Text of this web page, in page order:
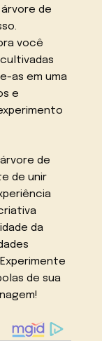
de
você
as em uma
e
de
de unir
da
de sua